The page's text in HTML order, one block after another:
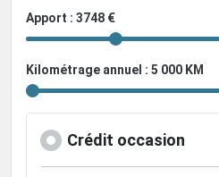
Apport : 3748 €
Kilométrage annuel : 5 000 KM
Crédit occasion